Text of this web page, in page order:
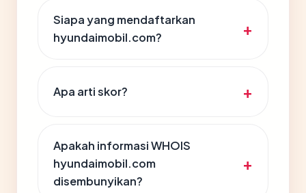
Siapa yang mendaftarkan
hyundaimobil.com?
Apa arti skor?
Apakah informasi WHOIS
hyundaimobil.com
disembunyikan?